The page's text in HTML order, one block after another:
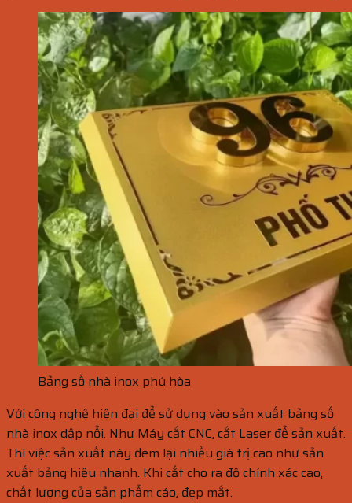
Bảng số nhà inox phú hòa
Với công nghệ hiện đại để sử dụng vào sản xuất bảng số
nhà inox dập nổi. Như Máy cắt CNC, cắt Laser để sản xuất.
Thì việc sản xuất này đem lại nhiều giá trị cao như sản
xuất bảng hiệu nhanh. Khi cắt cho ra độ chính xác cao,
chất lượng của sản phẩm cáo, đẹp mắt.